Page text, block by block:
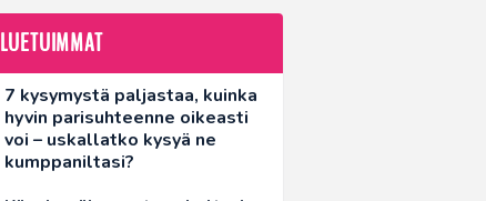
LUETUIMMAT
7 kysymystä paljastaa, kuinka
hyvin parisuhteenne oikeasti
voi – uskallatko kysyä ne
kumppaniltasi?